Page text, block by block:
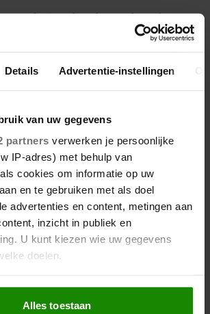
Details Advertentie-instellingen
van uw gegevens
partners verwerken je persoonlijke
IP-adres) met behulp van
cookies om informatie op uw
en te gebruiken met als doel
advertenties en content, metingen aan
inzicht in publiek en
U kunt kiezen wie uw gegevens
doelen.
willen we ook graag:
verzamelen over uw geografische
Alles toestaan
Mandy: ‘Een bericht van de BN’er.
Mijn lijf reageert’
Mandy: ‘Vrijdagavond belde Bart.
eng kalm’
Nieuw